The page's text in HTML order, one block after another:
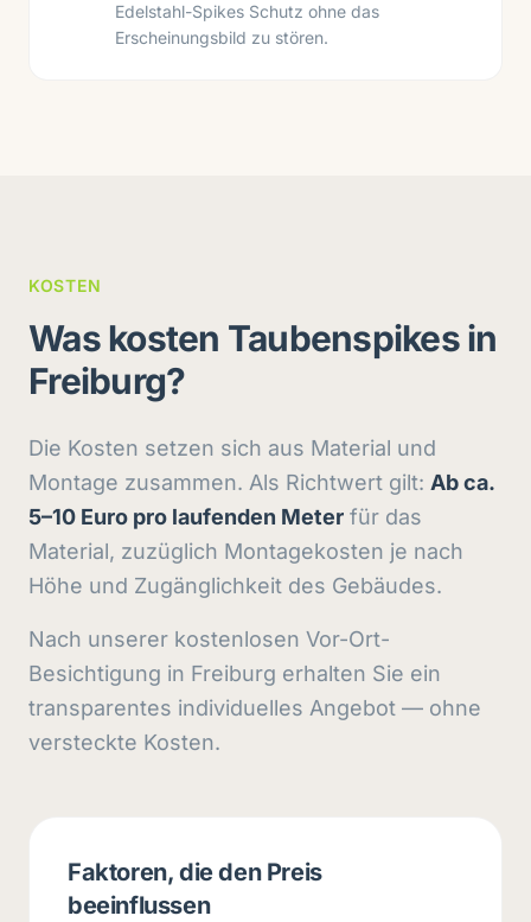
Edelstahl-Spikes Schutz ohne das
Erscheinungsbild zu stören.
KOSTEN
Was kosten Taubenspikes in
Freiburg?
Die Kosten setzen sich aus Material und
Montage zusammen. Als Richtwert gilt: Ab ca.
5–10 Euro pro laufenden Meter für das
Material, zuzüglich Montagekosten je nach
Höhe und Zugänglichkeit des Gebäudes.
Nach unserer kostenlosen Vor-Ort-
Besichtigung in Freiburg erhalten Sie ein
transparentes individuelles Angebot — ohne
versteckte Kosten.
Faktoren, die den Preis
beeinflussen